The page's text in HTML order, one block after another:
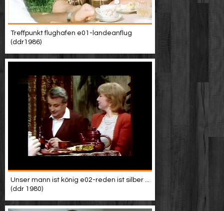
Treffpunkt flughafen e01-landeanflug
(ddr1986)
Unser mann ist könig e02-reden ist silber ...
(ddr 1980)